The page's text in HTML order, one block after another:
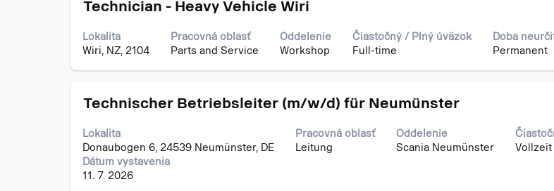
o
pozícii.
Názov
Technician - Heavy Vehicle Wiri
Lokalita
Wiri, NZ, 2104
Pracovná oblasť
Parts and Service
Oddelenie
Workshop
Čiastočný / Plný úväzok
Full-time
Doba
Permanent
Stlačte
na
zobrazenie
celého
obsahu
o
pozícii.
Názov
Technischer Betriebsleiter (m/w/d) für Neumünster
Lokalita
Donaubogen 6, 24539 Neumünster, DE
Pracovná oblasť
Leitung
Oddelenie
Scania Neumünster
Vollzeit
Dátum vystavenia
11. 7. 2026
Stlačte
na
zobrazenie
celého
obsahu